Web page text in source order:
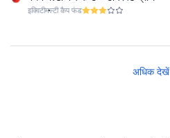
इक्विटीमल्टी कैप फंड
अधिक देखें